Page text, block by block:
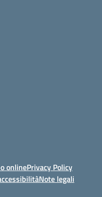
onlinePrivacy Policy
Note legali